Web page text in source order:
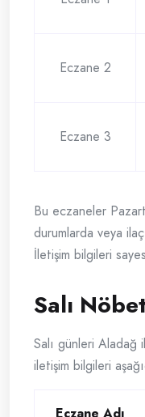
Eczane 2
Eczane 3
Bu eczaneler
durumlarda veya
İletişim bilgileri
Salı
Salı günleri
iletişim bilgileri